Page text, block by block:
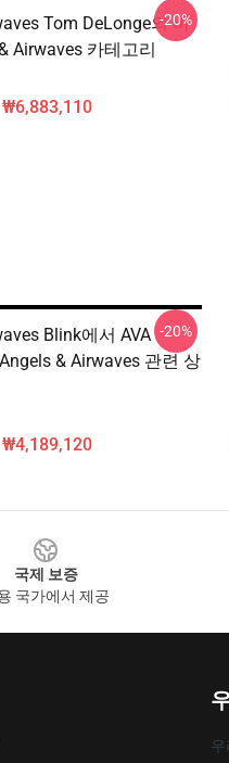
Tom DeLonge의 비
Airwaves 카테고리
-20%
Blink에서 AVA
& Airwaves 관련 상
-20%
국제 보증
국가에서 제공